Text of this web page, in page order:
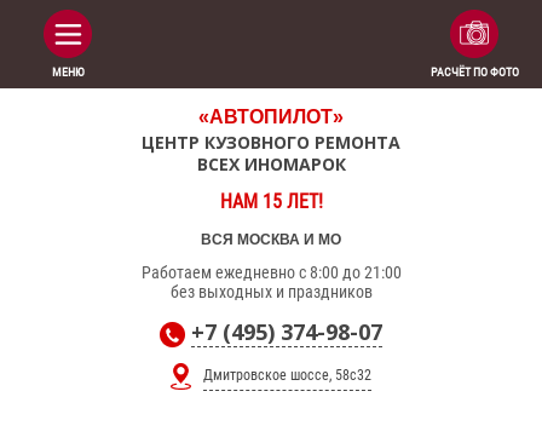
МЕНЮ РАСЧЁТ ПО ФОТО
«АВТОПИЛОТ»
ЦЕНТР КУЗОВНОГО РЕМОНТА
ВСЕХ ИНОМАРОК
НАМ 15 ЛЕТ!
ВСЯ МОСКВА И МО
Работаем ежедневно с 8:00 до 21:00
без выходных и праздников
+7 (495) 374-98-07
Дмитровское шоссе, 58с32